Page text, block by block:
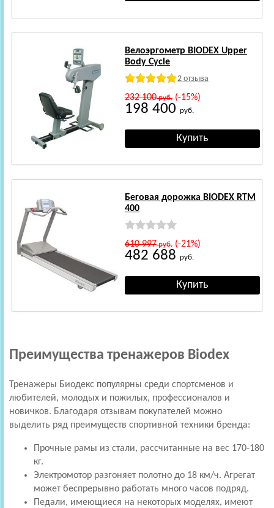
Велоэргометр BIODEX Upper
Body Cycle
2 отзыва
232 100руб.(-15%)
198 400 руб.
Беговая дорожка BIODEX RTM
400
610 997руб.(-21%)
482 688 руб.
Преимущества тренажеров Biodex
Тренажеры Биодекс популярны среди спортсменов и
любителей, молодых и пожилых, профессионалов и
новичков. Благодаря отзывам покупателей можно
выделить ряд преимуществ спортивной техники бренда:
Прочные рамы из стали, рассчитанные на вес 170-180
кг.
Электромотор разгоняет полотно до 18 км/ч. Агрегат
может беспрерывно работать много часов подряд.
Педали, имеющиеся на некоторых моделях, имеют